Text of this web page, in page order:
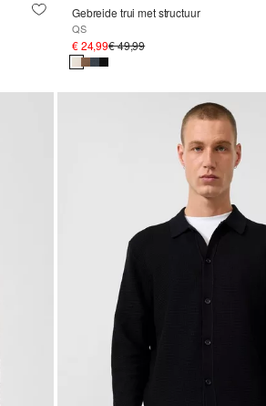
Gebreide trui met structuur
QS
€ 24,99€ 49,99